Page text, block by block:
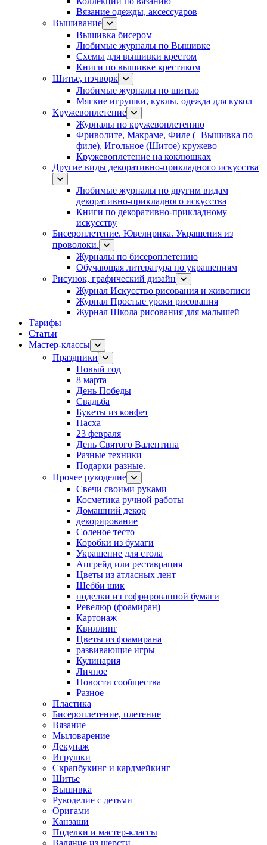
Вязание одежды, аксессуаров
Вышивание
Вышивка бисером
Любимые журналы по Вышивке
Схемы для вышивки крестом
Книги по вышивке крестиком
Шитье, пэчворк
Любимые журналы по шитью
Мягкие игрушки, куклы, одежда для кукол
Кружевоплетение
Журналы по кружевоплетению
Фриволите, Макраме, Филе (+Вышивка по
филе), Игольное (Шитое) кружево
Кружевоплетение на коклюшках
Другие виды декоративно-прикладного искусства
Любимые журналы по другим видам
декоративно-прикладного искусства
Книги по декоративно-прикладному
искусству
Бисероплетение. Ювелирика. Украшения из
проволоки.
Журналы по бисероплетению
Обучающая литература по украшениям
Рисунок, графический дизайн
Журнал Искусство рисования и живописи
Журнал Простые уроки рисования
Журнал Школа рисования для малышей
Тарифы
Статьи
Мастер-классы
Праздники
Новый год
8 марта
День Победы
Свадьба
Букеты из конфет
Пасха
23 февраля
День Святого Валентина
Разные техники
Подарки разные.
Прочее рукоделие
Свечи своими руками
Косметика ручной работы
Домашний декор
декорирование
Соленое тесто
Коробки из бумаги
Украшение для стола
Апгрейд или реставрация
Цветы из атласных лент
Шебби шик
поделки из гофрированной бумаги
Ревелюр (фоамиран)
Картонаж
Квиллинг
Цветы из фоамирана
развивающие игры
Кулинария
Личное
Новости сообщества
Разное
Пластика
Бисероплетение, плетение
Вязание
Мыловарение
Декупаж
Игрушки
Скрапбукинг и кардмейкинг
Шитье
Вышивка
Рукоделие с детьми
Оригами
Канзаши
Поделки и мастер-классы
Валяние из шерсти